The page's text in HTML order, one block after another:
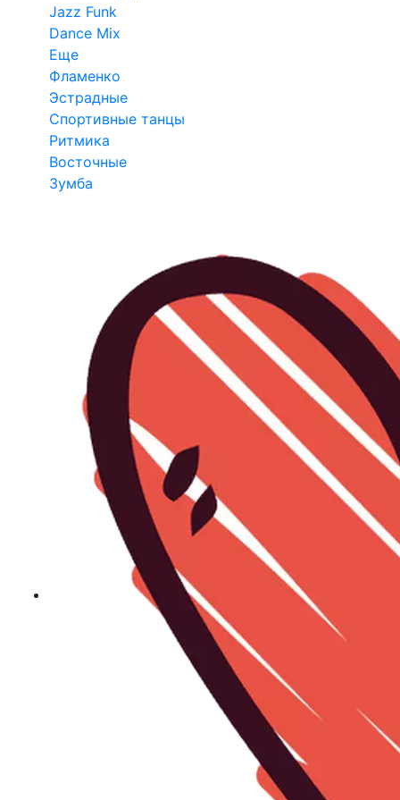
Jazz Funk
Dance Mix
Еще
Фламенко
Эстрадные
Спортивные танцы
Ритмика
Восточные
Зумба